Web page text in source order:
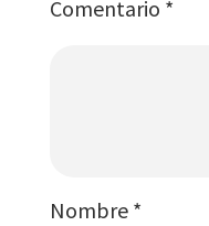
Comentario *
Nombre *